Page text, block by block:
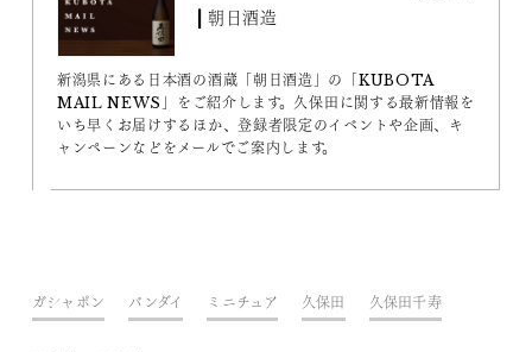
| 朝日酒造
新潟県にある日本酒の酒蔵「朝日酒造」の「KUBOTA
MAIL NEWS」をご紹介します。久保田に関する最新情報を
いち早くお届けするほか、登録者限定のイベントや企画、キ
ャンペーンなどをメールでご案内します。
ガシャポン バンダイ ミニチュア 久保田 久保田千寿